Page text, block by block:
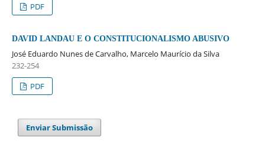
PDF
DAVID LANDAU E O CONSTITUCIONALISMO ABUSIVO
José Eduardo Nunes de Carvalho, Marcelo Maurício da Silva
232-254
PDF
Enviar Submissão